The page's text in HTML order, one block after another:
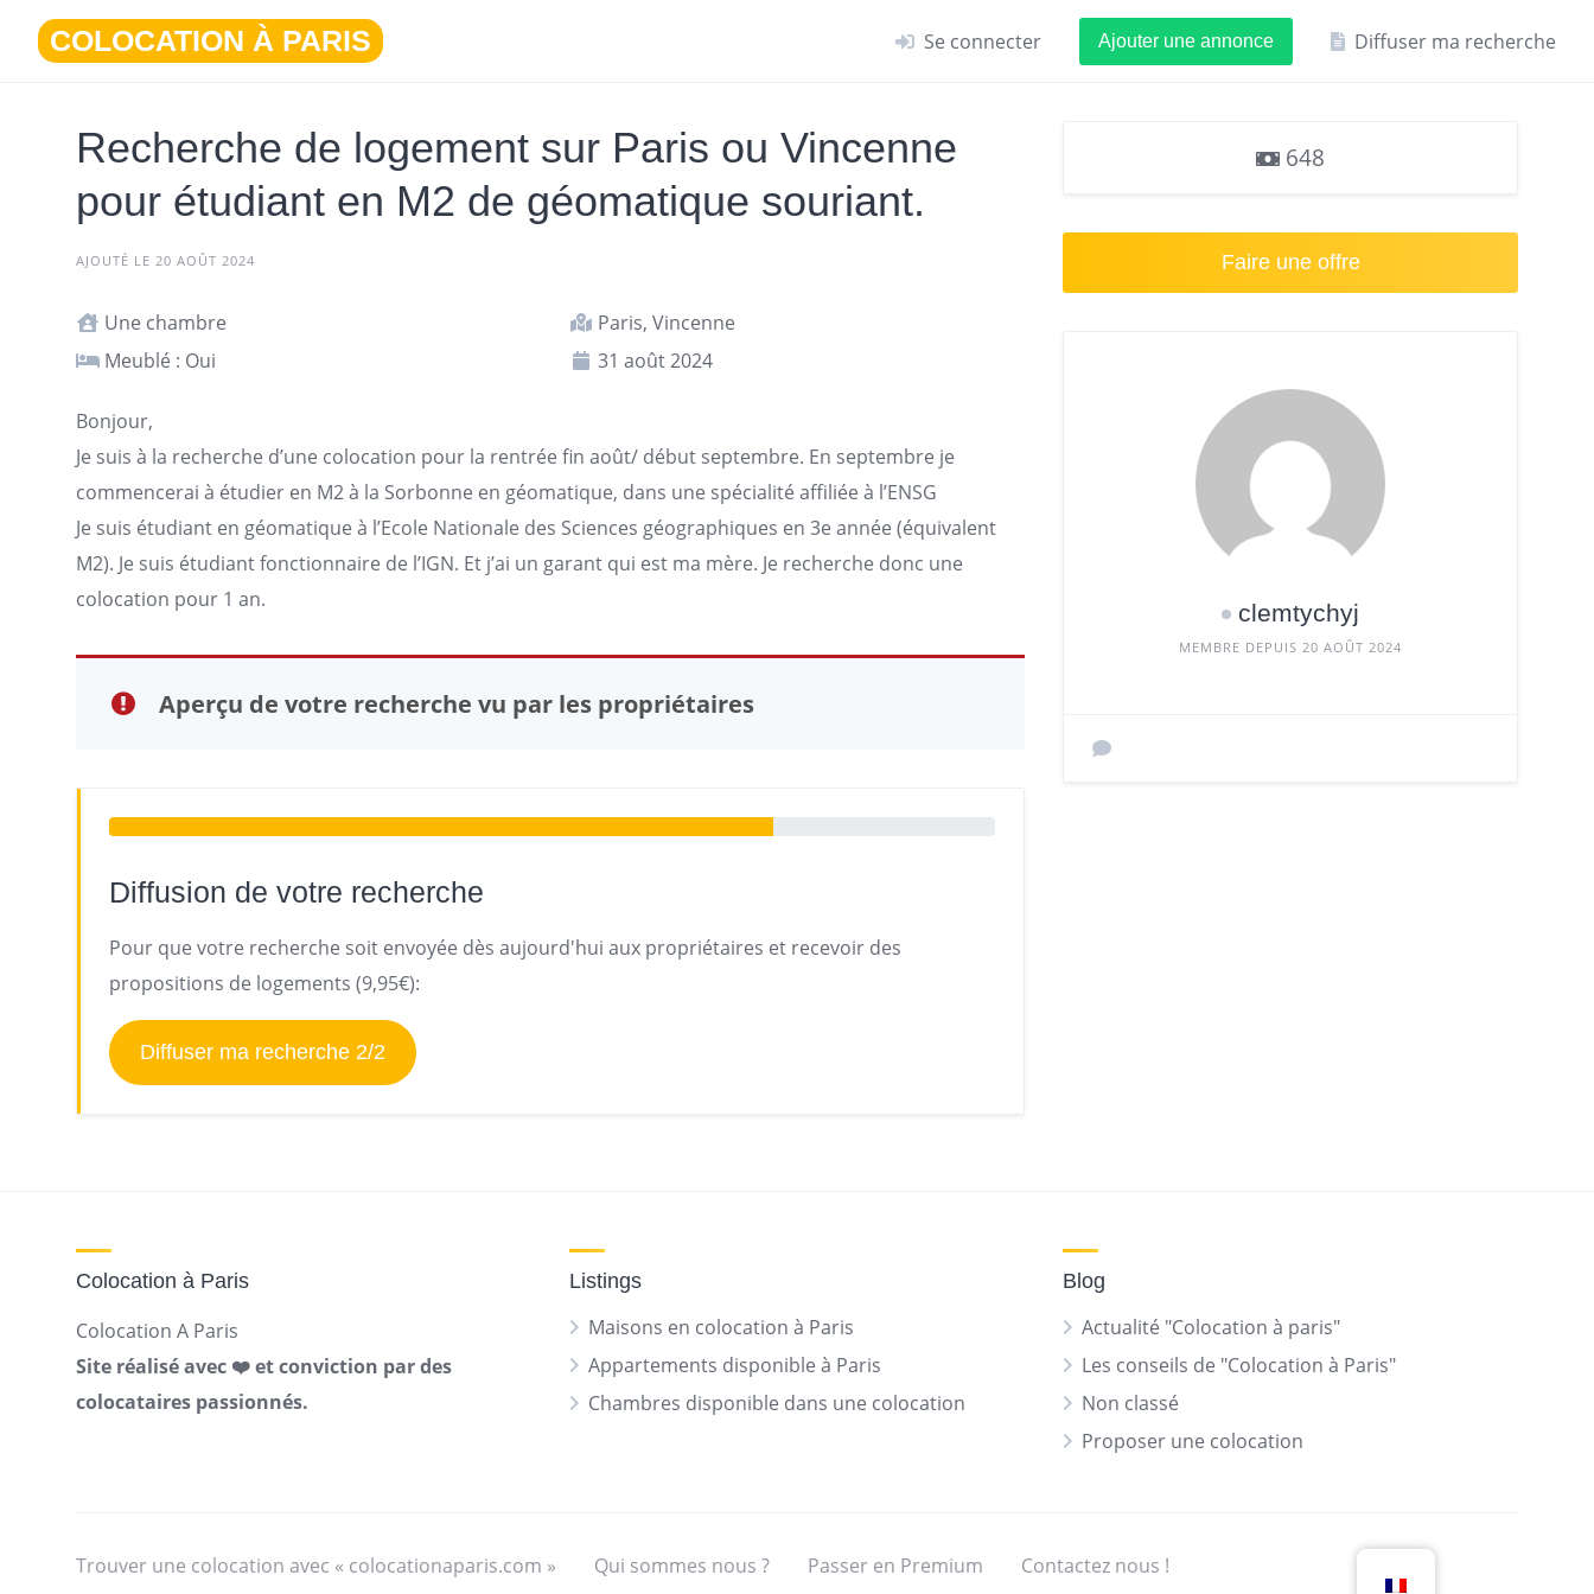
contenu
COLOCATION À PARIS Se connecter Ajouter une annonce Diffuser ma recherche
Recherche de logement sur Paris ou Vincenne
pour étudiant en M2 de géomatique souriant.
AJOUTÉ LE 20 AOÛT 2024
Une chambre
Paris, Vincenne
Meublé : Oui
31 août 2024
Bonjour,
Je suis à la recherche d’une colocation pour la rentrée fin août/ début septembre. En septembre je
commencerai à étudier en M2 à la Sorbonne en géomatique, dans une spécialité affiliée à l’ENSG
Je suis étudiant en géomatique à l’Ecole Nationale des Sciences géographiques en 3e année (équivalent
M2). Je suis étudiant fonctionnaire de l’IGN. Et j’ai un garant qui est ma mère. Je recherche donc une
colocation pour 1 an.
Aperçu de votre recherche vu par les propriétaires
Diffusion de votre recherche
Pour que votre recherche soit envoyée dès aujourd'hui aux propriétaires et recevoir des
propositions de logements (9,95€):
Diffuser ma recherche 2/2
648
Faire une offre
clemtychyj
MEMBRE DEPUIS 20 AOÛT 2024
Colocation à Paris
Colocation A Paris
Site réalisé avec ❤️ et conviction par des
colocataires passionnés.
Listings
Maisons en colocation à Paris
Appartements disponible à Paris
Chambres disponible dans une colocation
Blog
Actualité "Colocation à paris"
Les conseils de "Colocation à Paris"
Non classé
Proposer une colocation
Trouver une colocation avec « colocationaparis.com » Qui sommes nous ? Passer en Premium Contactez nous !